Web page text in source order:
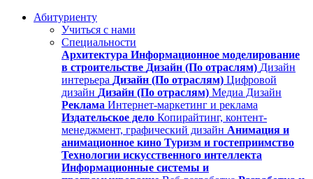
Абитуриенту
Учиться с нами
Специальности
Архитектура Информационное моделирование
в строительстве Дизайн (По отраслям) Дизайн
интерьера Дизайн (По отраслям) Цифровой
дизайн Дизайн (По отраслям) Медиа Дизайн
Реклама Интернет-маркетинг и реклама
Издательское дело Копирайтинг, контент-
менеджмент, графический дизайн Анимация и
анимационное кино Туризм и гостеприимство
Технологии искусственного интеллекта
Информационные системы и